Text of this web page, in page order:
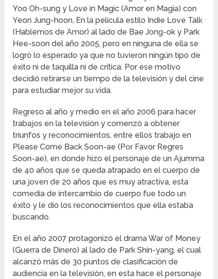
Yoo Oh-sung y Love in Magic (Amor en Magia) con
Yeon Jung-hoon, En la película estilo Indie Love Talk
(Hablemos de Amor) al lado de Bae Jong-ok y Park
Hee-soon del año 2005, pero en ninguna de ella se
logró lo esperado ya que no tuvieron ningún tipo de
éxito ni de taquilla ni de crítica. Por ese motivo
decidió retirarse un tiempo de la televisión y del cine
para estudiar mejor su vida.
Regreso al año y medio en el año 2006 para hacer
trabajos en la televisión y comenzó a obtener
triunfos y reconocimientos, entre ellos trabajo en
Please Come Back Soon-ae (Por Favor Regres
Soon-ae), en donde hizo el personaje de un Ajumma
de 40 años que se queda atrapado en el cuerpo de
una joven de 20 años que es muy atractiva, esta
comedia de intercambio de cuerpo fue todo un
éxito y le dio los reconocimientos que ella estaba
buscando.
En el año 2007 protagonizó el drama War of Money
(Guerra de Dinero) al lado de Park Shin-yang, el cual
alcanzó más de 30 puntos de clasificación de
audiencia en la televisión, en esta hace el personaje